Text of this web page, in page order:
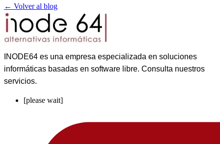
← Volver al blog
INODE64 es una empresa especializada en soluciones
informáticas basadas en software libre. Consulta nuestros
servicios.
[please wait]